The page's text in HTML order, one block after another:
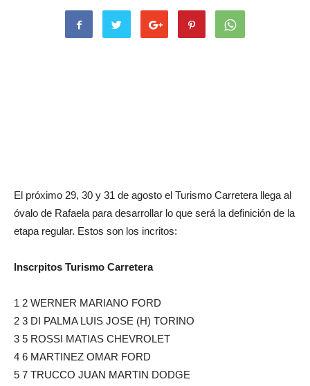
El próximo 29, 30 y 31 de agosto el Turismo Carretera llega al
óvalo de Rafaela para desarrollar lo que será la definición de la
etapa regular. Estos son los incritos:
Inscrpitos Turismo Carretera
1 2 WERNER MARIANO FORD
2 3 DI PALMA LUIS JOSE (H) TORINO
3 5 ROSSI MATIAS CHEVROLET
4 6 MARTINEZ OMAR FORD
5 7 TRUCCO JUAN MARTIN DODGE